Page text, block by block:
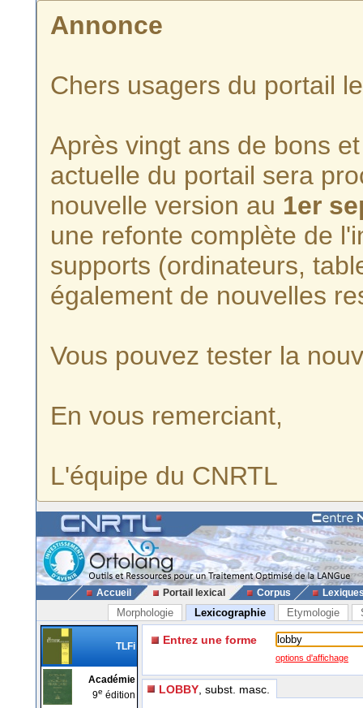
Annonce
Chers usagers du portail
Après vingt ans de bons
actuelle du portail sera
nouvelle version au 1er
une refonte complète de
supports (ordinateurs,
également de nouvelles
Vous pouvez tester la
En vous remerciant,
L'équipe du CNRTL
Accueil Portail lexical Corpus
Morphologie Lexicographie Etymologie
TLFi
Académie
9e édition
Entrez une forme
options d'affichage
LOBBY , subst. masc.